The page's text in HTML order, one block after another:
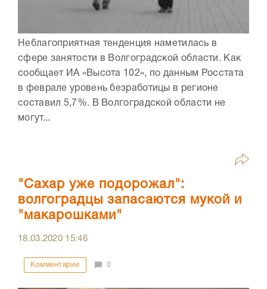
Неблагоприятная тенденция наметилась в
сфере занятости в Волгоградской области. Как
сообщает ИА «Высота 102», по данным Росстата
в феврале уровень безработицы в регионе
составил 5,7%. В Волгоградской области не
могут...
"Сахар уже подорожал":
волгоградцы запасаются мукой и
"макарошками"
18.03.2020 15:46
Комментарии 0